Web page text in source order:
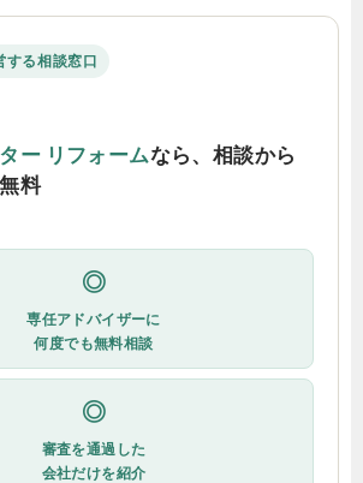
する相談窓口
ー リフォームなら、相談から
料
◎
専任アドバイザーに
何度でも無料相談
◎
審査を通過した
会社だけを紹介